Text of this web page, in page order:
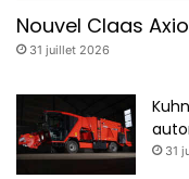
Nouvel Claas
31 juillet 2026
31